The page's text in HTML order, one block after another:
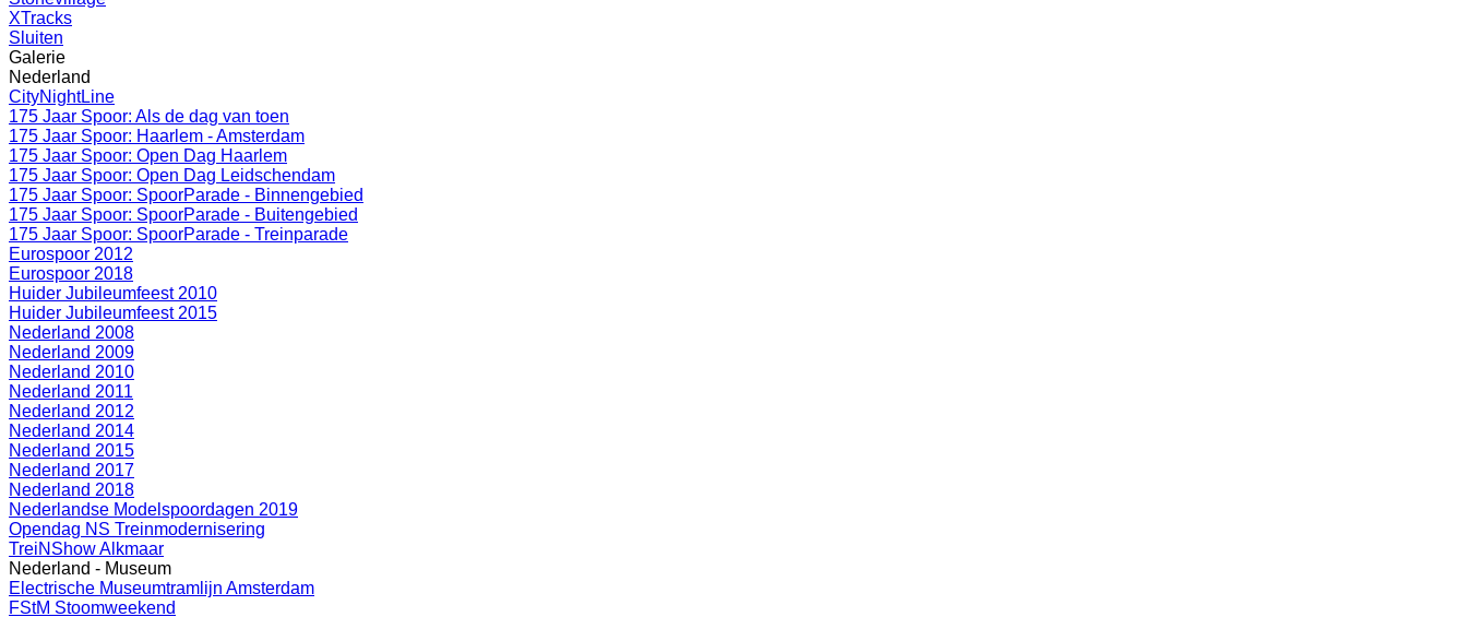
XTracks
Sluiten
Galerie
Nederland
CityNightLine
175 Jaar Spoor: Als de dag van toen
175 Jaar Spoor: Haarlem - Amsterdam
175 Jaar Spoor: Open Dag Haarlem
175 Jaar Spoor: Open Dag Leidschendam
175 Jaar Spoor: SpoorParade - Binnengebied
175 Jaar Spoor: SpoorParade - Buitengebied
175 Jaar Spoor: SpoorParade - Treinparade
Eurospoor 2012
Eurospoor 2018
Huider Jubileumfeest 2010
Huider Jubileumfeest 2015
Nederland 2008
Nederland 2009
Nederland 2010
Nederland 2011
Nederland 2012
Nederland 2014
Nederland 2015
Nederland 2017
Nederland 2018
Nederlandse Modelspoordagen 2019
Opendag NS Treinmodernisering
TreiNShow Alkmaar
Nederland - Museum
Electrische Museumtramlijn Amsterdam
FStM Stoomweekend